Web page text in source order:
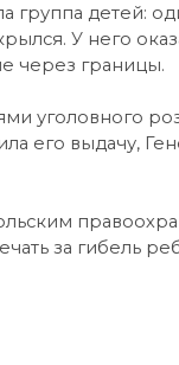
группа детей:
У него
через границы.
уголовного
его выдачу,
за гибель